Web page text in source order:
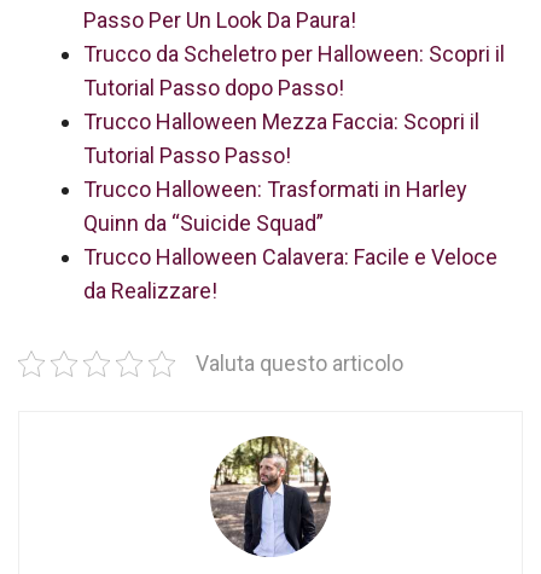
Passo Per Un Look Da Paura!
Trucco da Scheletro per Halloween: Scopri il
Tutorial Passo dopo Passo!
Trucco Halloween Mezza Faccia: Scopri il
Tutorial Passo Passo!
Trucco Halloween: Trasformati in Harley
Quinn da “Suicide Squad”
Trucco Halloween Calavera: Facile e Veloce
da Realizzare!
Valuta questo articolo